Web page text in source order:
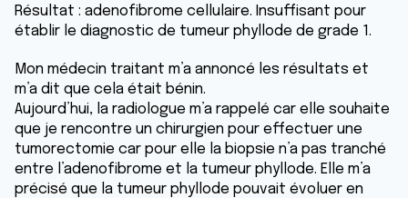
Résultat : adenofibrome cellulaire. Insuffisant pour
établir le diagnostic de tumeur phyllode de grade 1.
Mon médecin traitant m’a annoncé les résultats et
m’a dit que cela était bénin.
Aujourd’hui, la radiologue m’a rappelé car elle souhaite
que je rencontre un chirurgien pour effectuer une
tumorectomie car pour elle la biopsie n’a pas tranché
entre l’adenofibrome et la tumeur phyllode. Elle m’a
précisé que la tumeur phyllode pouvait évoluer en